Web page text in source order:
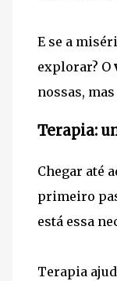
E se a
explorar? O
nossas,
Terapia:
Chegar até
primeiro
está essa
Terapia